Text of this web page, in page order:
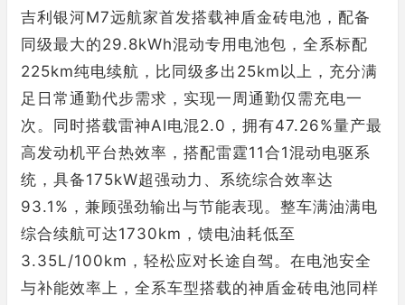
吉利银河M7远航家首发搭载神盾金砖电池，配备
同级最大的29.8kWh混动专用电池包，全系标配
225km纯电续航，比同级多出25km以上，充分满
足日常通勤代步需求，实现一周通勤仅需充电一
次。同时搭载雷神AI电混2.0，拥有47.26%量产最
高发动机平台热效率，搭配雷霆11合1混动电驱系
统，具备175kW超强动力、系统综合效率达
93.1%，兼顾强劲输出与节能表现。整车满油满电
综合续航可达1730km，馈电油耗低至
3.35L/100km，轻松应对长途自驾。在电池安全
与补能效率上，全系车型搭载的神盾金砖电池同样